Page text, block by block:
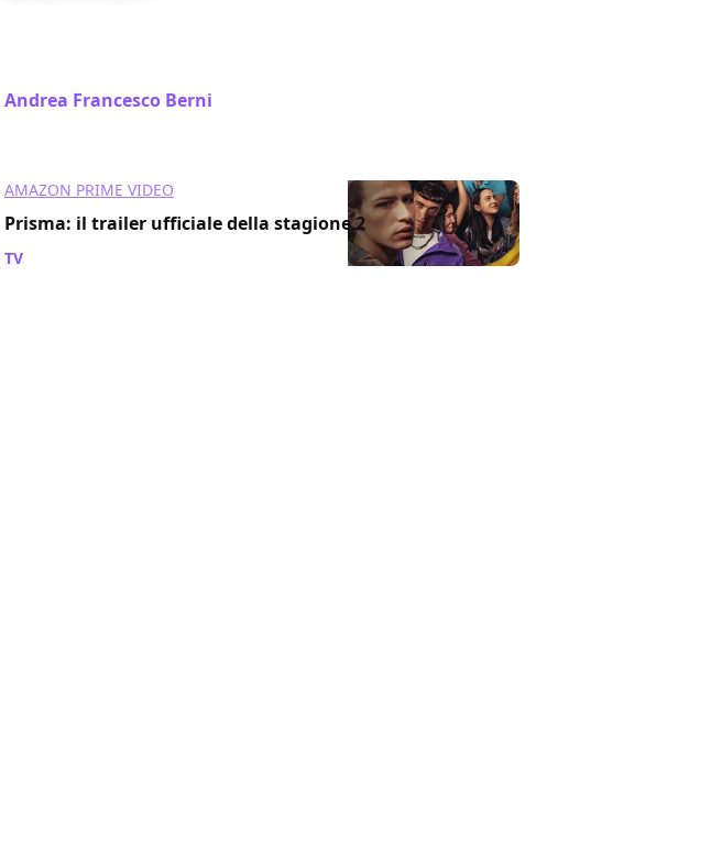
Andrea Francesco Berni
AMAZON PRIME VIDEO
Prisma: il trailer ufficiale della stagione 2
TV